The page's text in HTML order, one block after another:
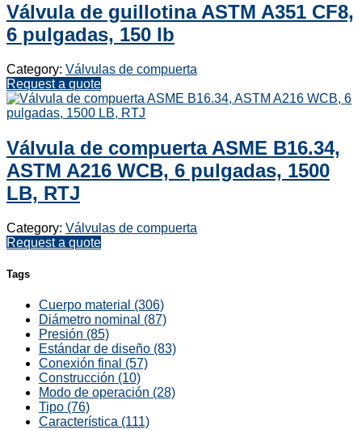
Válvula de guillotina ASTM A351 CF8,
6 pulgadas, 150 lb
Category: Válvulas de compuerta
Request a quote
Válvula de compuerta ASME B16.34,
ASTM A216 WCB, 6 pulgadas, 1500
LB, RTJ
Category: Válvulas de compuerta
Request a quote
Tags
Cuerpo material (306)
Diámetro nominal (87)
Presión (85)
Estándar de diseño (83)
Conexión final (57)
Construcción (10)
Modo de operación (28)
Tipo (76)
Característica (111)